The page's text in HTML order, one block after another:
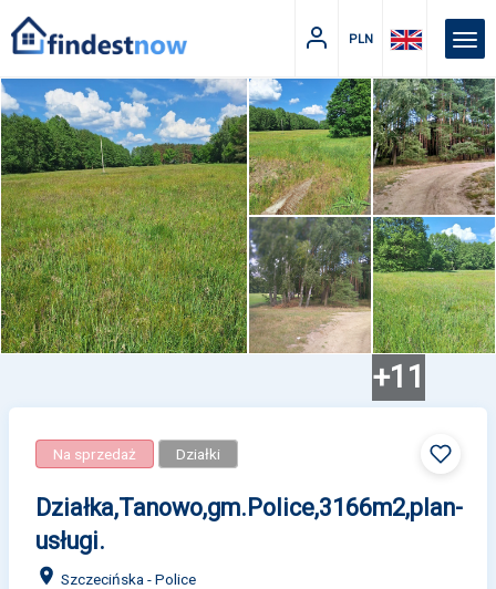
PLN
+11
Na sprzedaż Działki
Działka,Tanowo,gm.Police,3166m2,plan-
usługi.
Szczecińska - Police